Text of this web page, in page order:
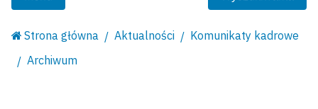
Strona główna Aktualności
Komunikaty kadrowe
Archiwum